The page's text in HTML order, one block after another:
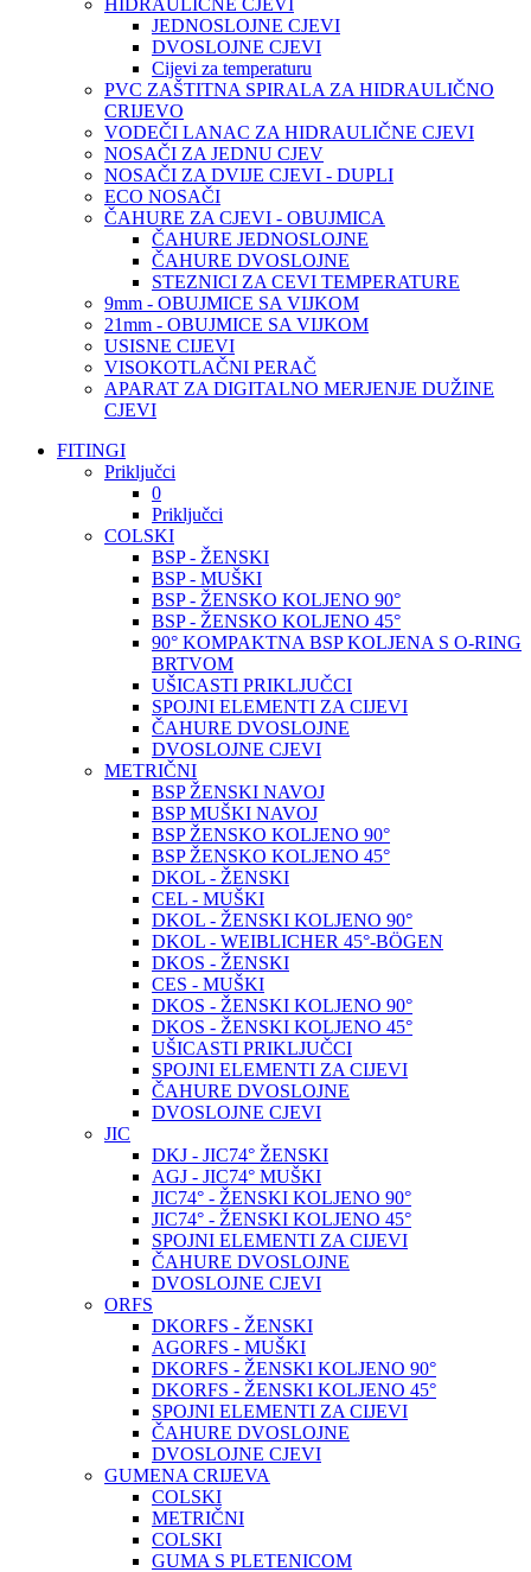
HIDRAULIČNE CJEVI
JEDNOSLOJNE CJEVI
DVOSLOJNE CJEVI
Cijevi za temperaturu
PVC ZAŠTITNA SPIRALA ZA HIDRAULIČNO
CRIJEVO
VODEČI LANAC ZA HIDRAULIČNE CJEVI
NOSAČI ZA JEDNU CJEV
NOSAČI ZA DVIJE CJEVI - DUPLI
ECO NOSAČI
ČAHURE ZA CJEVI - OBUJMICA
ČAHURE JEDNOSLOJNE
ČAHURE DVOSLOJNE
STEZNICI ZA CEVI TEMPERATURE
9mm - OBUJMICE SA VIJKOM
21mm - OBUJMICE SA VIJKOM
USISNE CIJEVI
VISOKOTLAČNI PERAČ
APARAT ZA DIGITALNO MERJENJE DUŽINE
CJEVI
FITINGI
Priključci
0
Priključci
COLSKI
BSP - ŽENSKI
BSP - MUŠKI
BSP - ŽENSKO KOLJENO 90°
BSP - ŽENSKO KOLJENO 45°
90° KOMPAKTNA BSP KOLJENA S O-RING
BRTVOM
UŠICASTI PRIKLJUČCI
SPOJNI ELEMENTI ZA CIJEVI
ČAHURE DVOSLOJNE
DVOSLOJNE CJEVI
METRIČNI
BSP ŽENSKI NAVOJ
BSP MUŠKI NAVOJ
BSP ŽENSKO KOLJENO 90°
BSP ŽENSKO KOLJENO 45°
DKOL - ŽENSKI
CEL - MUŠKI
DKOL - ŽENSKI KOLJENO 90°
DKOL - WEIBLICHER 45°-BÖGEN
DKOS - ŽENSKI
CES - MUŠKI
DKOS - ŽENSKI KOLJENO 90°
DKOS - ŽENSKI KOLJENO 45°
UŠICASTI PRIKLJUČCI
SPOJNI ELEMENTI ZA CIJEVI
ČAHURE DVOSLOJNE
DVOSLOJNE CJEVI
JIC
DKJ - JIC74° ŽENSKI
AGJ - JIC74° MUŠKI
JIC74° - ŽENSKI KOLJENO 90°
JIC74° - ŽENSKI KOLJENO 45°
SPOJNI ELEMENTI ZA CIJEVI
ČAHURE DVOSLOJNE
DVOSLOJNE CJEVI
ORFS
DKORFS - ŽENSKI
AGORFS - MUŠKI
DKORFS - ŽENSKI KOLJENO 90°
DKORFS - ŽENSKI KOLJENO 45°
SPOJNI ELEMENTI ZA CIJEVI
ČAHURE DVOSLOJNE
DVOSLOJNE CJEVI
GUMENA CRIJEVA
COLSKI
METRIČNI
COLSKI
GUMA S PLETENICOM